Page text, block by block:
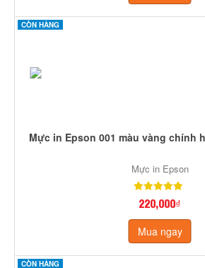
CÒN HÀNG
Mực in Epson 001 màu vàng chính
Mực in Epson
220,000₫
Mua ngay
CÒN HÀNG